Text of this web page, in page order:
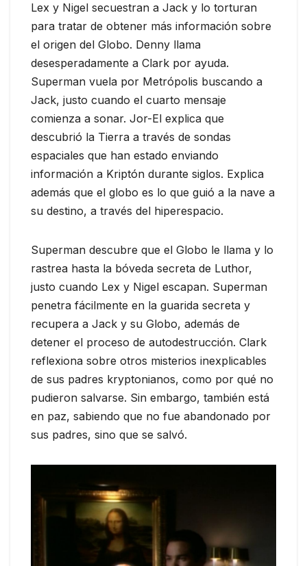
Lex y Nigel secuestran a Jack y lo torturan
para tratar de obtener más información sobre
el origen del Globo. Denny llama
desesperadamente a Clark por ayuda.
Superman vuela por Metrópolis buscando a
Jack, justo cuando el cuarto mensaje
comienza a sonar. Jor-El explica que
descubrió la Tierra a través de sondas
espaciales que han estado enviando
información a Kriptón durante siglos. Explica
además que el globo es lo que guió a la nave a
su destino, a través del hiperespacio.
Superman descubre que el Globo le llama y lo
rastrea hasta la bóveda secreta de Luthor,
justo cuando Lex y Nigel escapan. Superman
penetra fácilmente en la guarida secreta y
recupera a Jack y su Globo, además de
detener el proceso de autodestrucción. Clark
reflexiona sobre otros misterios inexplicables
de sus padres kryptonianos, como por qué no
pudieron salvarse. Sin embargo, también está
en paz, sabiendo que no fue abandonado por
sus padres, sino que se salvó.